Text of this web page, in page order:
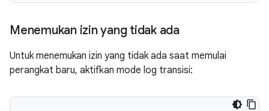
Menemukan izin yang tidak ada
Untuk menemukan izin yang tidak ada saat memulai
perangkat baru, aktifkan mode log transisi: